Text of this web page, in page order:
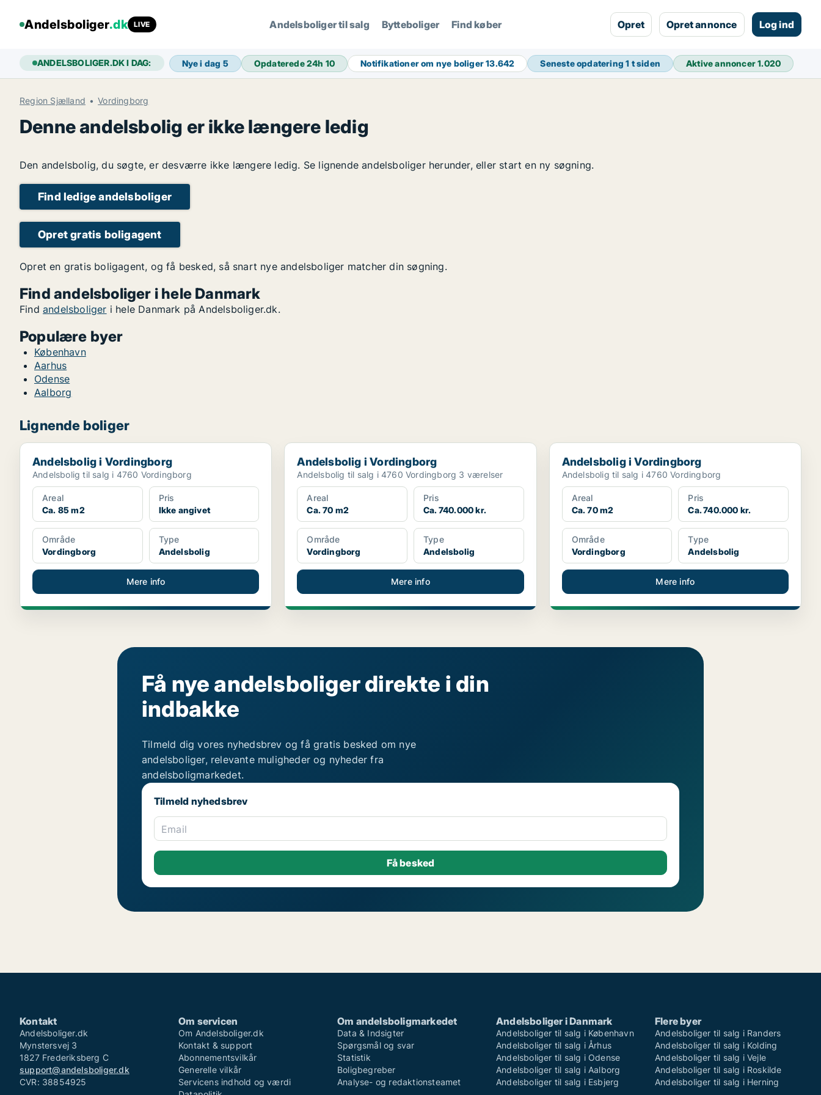
Andelsboliger.dk LIVE Andelsboliger til salg Bytteboliger Find køber Opret Opret annonce Log ind
ANDELSBOLIGER.DK I DAG: Nye i dag 5 Opdaterede 24h 10 Notifikationer om nye boliger13.642 Seneste opdatering1 t siden Aktive annoncer1.020
Region Sjælland Vordingborg
Denne andelsbolig er ikke længere ledig
Den andelsbolig, du søgte, er desværre ikke længere ledig. Se lignende andelsboliger herunder, eller start en ny søgning.
Find ledige andelsboliger
Opret gratis boligagent
Opret en gratis boligagent, og få besked, så snart nye andelsboliger matcher din søgning.
Find andelsboliger i hele Danmark
Find andelsboliger i hele Danmark på Andelsboliger.dk.
Populære byer
København
Aarhus
Odense
Aalborg
Lignende boliger
Andelsbolig i Vordingborg
Andelsbolig i Vordingborg
Andelsbolig til salg i 4760 Vordingborg
Areal
Ca. 85 m2
Pris
Ikke angivet
Område
Vordingborg
Type
Andelsbolig
Mere info
Andelsbolig i Vordingborg
Andelsbolig i Vordingborg
Andelsbolig til salg i 4760 Vordingborg 3 værelser
Areal
Ca. 70 m2
Pris
Ca. 740.000 kr.
Område
Vordingborg
Type
Andelsbolig
Mere info
Andelsbolig i Vordingborg
Andelsbolig i Vordingborg
Andelsbolig til salg i 4760 Vordingborg
Areal
Ca. 70 m2
Pris
Ca. 740.000 kr.
Område
Vordingborg
Type
Andelsbolig
Mere info
Få nye andelsboliger direkte i din
indbakke
Tilmeld dig vores nyhedsbrev og få gratis besked om nye
andelsboliger, relevante muligheder og nyheder fra
andelsboligmarkedet.
Tilmeld nyhedsbrev
Email
Kontakt
Andelsboliger.dk
Mynstersvej 3
1827 Frederiksberg C
support@andelsboliger.dk
CVR: 38854925
Om servicen
Om Andelsboliger.dk
Kontakt & support
Abonnementsvilkår
Generelle vilkår
Servicens indhold og værdi
Om andelsboligmarkedet
Data & Indsigter
Spørgsmål og svar
Statistik
Boligbegreber
Analyse- og redaktionsteamet
Andelsboliger i Danmark
Andelsboliger til salg i København
Andelsboliger til salg i Århus
Andelsboliger til salg i Odense
Andelsboliger til salg i Aalborg
Andelsboliger til salg i Esbjerg
Flere byer
Andelsboliger til salg i Randers
Andelsboliger til salg i Kolding
Andelsboliger til salg i Vejle
Andelsboliger til salg i Roskilde
Andelsboliger til salg i Herning